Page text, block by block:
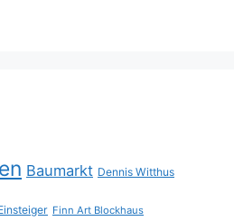
Baumarkt Dennis Witthus
Finn Art Blockhaus